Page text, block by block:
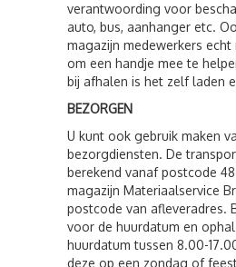
verantwoording voor
auto, bus, aanhanger etc.
magazijn medewerkers echt
om een handje mee te
bij afhalen is het zelf laden
BEZORGEN
U kunt ook gebruik maken
bezorgdiensten. De
berekend vanaf postcode
magazijn Materiaalservice
postcode van afleveradres.
voor de huurdatum en
huurdatum tussen 8.00-
deze op een zondag of